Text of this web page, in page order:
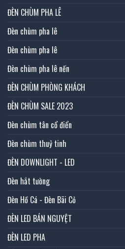
ĐÈN CHÙM PHA LÊ
Đèn chùm pha lê
Đèn chùm pha lê
Đèn chùm pha lê nến
ĐÈN CHÙM PHÒNG KHÁCH
ĐÈN CHÙM SALE 2023
Đèn chùm tân cổ điển
Đèn chùm thuỷ tinh
ĐÈN DOWNLIGHT - LED
Đèn hắt tường
Đèn Hồ Cá - Đèn Bãi Cỏ
ĐÈN LED BÁN NGUYỆT
ĐÈN LED PHA